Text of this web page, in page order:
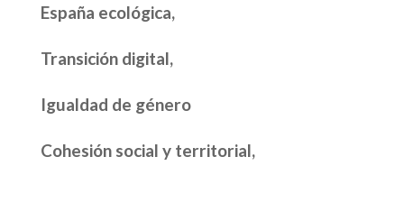
España ecológica,
Transición digital,
Igualdad de género
Cohesión social y territorial,